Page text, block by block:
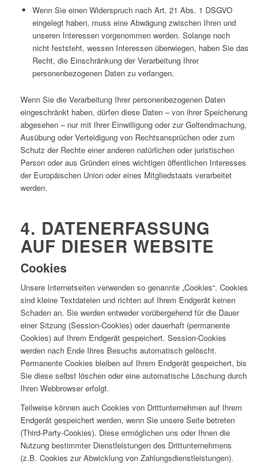
Wenn Sie einen Widerspruch nach Art. 21 Abs. 1 DSGVO
eingelegt haben, muss eine Abwägung zwischen Ihren und
unseren Interessen vorgenommen werden. Solange noch
nicht feststeht, wessen Interessen überwiegen, haben Sie das
Recht, die Einschränkung der Verarbeitung Ihrer
personenbezogenen Daten zu verlangen.
Wenn Sie die Verarbeitung Ihrer personenbezogenen Daten
eingeschränkt haben, dürfen diese Daten – von ihrer Speicherung
abgesehen – nur mit Ihrer Einwilligung oder zur Geltendmachung,
Ausübung oder Verteidigung von Rechtsansprüchen oder zum
Schutz der Rechte einer anderen natürlichen oder juristischen
Person oder aus Gründen eines wichtigen öffentlichen Interesses
der Europäischen Union oder eines Mitgliedstaats verarbeitet
werden.
4. DATENERFASSUNG
AUF DIESER WEBSITE
Cookies
Unsere Internetseiten verwenden so genannte „Cookies“. Cookies
sind kleine Textdateien und richten auf Ihrem Endgerät keinen
Schaden an. Sie werden entweder vorübergehend für die Dauer
einer Sitzung (Session-Cookies) oder dauerhaft (permanente
Cookies) auf Ihrem Endgerät gespeichert. Session-Cookies
werden nach Ende Ihres Besuchs automatisch gelöscht.
Permanente Cookies bleiben auf Ihrem Endgerät gespeichert, bis
Sie diese selbst löschen oder eine automatische Löschung durch
Ihren Webbrowser erfolgt.
Teilweise können auch Cookies von Drittunternehmen auf Ihrem
Endgerät gespeichert werden, wenn Sie unsere Seite betreten
(Third-Party-Cookies). Diese ermöglichen uns oder Ihnen die
Nutzung bestimmter Dienstleistungen des Drittunternehmens
(z.B. Cookies zur Abwicklung von Zahlungsdienstleistungen).